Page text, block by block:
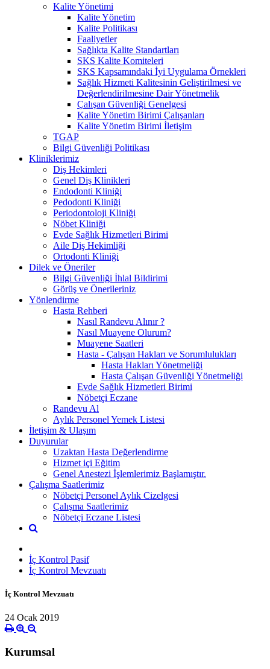
Kalite Yönetimi
Kalite Yönetim
Kalite Politikası
Faaliyetler
Sağlıkta Kalite Standartları
SKS Kalite Komiteleri
SKS Kapsamındaki İyi Uygulama Örnekleri
Sağlık Hizmeti Kalitesinin Geliştirilmesi ve
Değerlendirilmesine Dair Yönetmelik
Çalışan Güvenliği Genelgesi
Kalite Yönetim Birimi Çalışanları
Kalite Yönetim Birimi İletişim
TGAP
Bilgi Güvenliği Politikası
Kliniklerimiz
Diş Hekimleri
Genel Diş Klinikleri
Endodonti Kliniği
Pedodonti Kliniği
Periodontoloji Kliniği
Nöbet Kliniği
Evde Sağlık Hizmetleri Birimi
Aile Diş Hekimliği
Ortodonti Kliniği
Dilek ve Öneriler
Bilgi Güvenliği İhlal Bildirimi
Görüş ve Önerileriniz
Yönlendirme
Hasta Rehberi
Nasıl Randevu Alınır ?
Nasıl Muayene Olurum?
Muayene Saatleri
Hasta - Çalışan Hakları ve Sorumlulukları
Hasta Hakları Yönetmeliği
Hasta Çalışan Güvenliği Yönetmeliği
Evde Sağlık Hizmetleri Birimi
Nöbetçi Eczane
Randevu Al
Aylık Personel Yemek Listesi
İletişim & Ulaşım
Duyurular
Uzaktan Hasta Değerlendirme
Hizmet içi Eğitim
Genel Anestezi İşlemlerimiz Başlamıştır.
Çalışma Saatlerimiz
Nöbetçi Personel Aylık Cizelgesi
Çalışma Saatlerimiz
Nöbetçi Eczane Listesi
İç Kontrol Pasif
İç Kontrol Mevzuatı
İç Kontrol Mevzuatı
24 Ocak 2019
Kurumsal